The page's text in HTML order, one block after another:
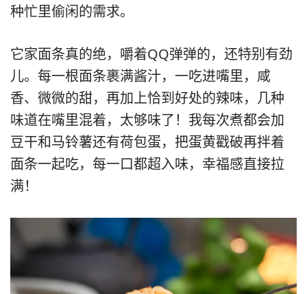
种忙里偷闲的需求。
它家面条真的绝，嚼着QQ弹弹的，还特别有劲
儿。每一根面条裹满酱汁，一吃进嘴里，咸
香、微微的甜，再加上恰到好处的辣味，几种
味道在嘴里混着，太够味了！我每次煮都会加
豆干和马铃薯还有荷包蛋，把蛋黄戳破再拌着
面条一起吃，每一口都超入味，幸福感直接拉
满！